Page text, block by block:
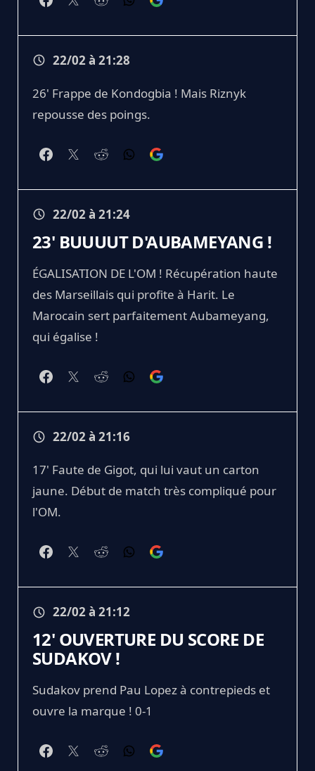
22/02 à 21:28
26' Frappe de Kondogbia ! Mais Riznyk
repousse des poings.
22/02 à 21:24
23' BUUUUT D'AUBAMEYANG !
ÉGALISATION DE L'OM ! Récupération haute
des Marseillais qui profite à Harit. Le
Marocain sert parfaitement Aubameyang,
qui égalise !
22/02 à 21:16
17' Faute de Gigot, qui lui vaut un carton
jaune. Début de match très compliqué pour
l'OM.
22/02 à 21:12
12' OUVERTURE DU SCORE DE
SUDAKOV !
Sudakov prend Pau Lopez à contrepieds et
ouvre la marque ! 0-1